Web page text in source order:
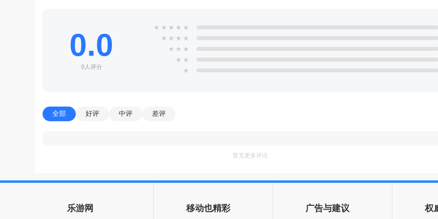
0.0
0人评分
★ ★ ★ ★ ★
★ ★ ★ ★
★ ★ ★
★ ★
★
全部 好评 中评 差评
暂无更多评论
乐游网 移动也精彩 广告与建议 权